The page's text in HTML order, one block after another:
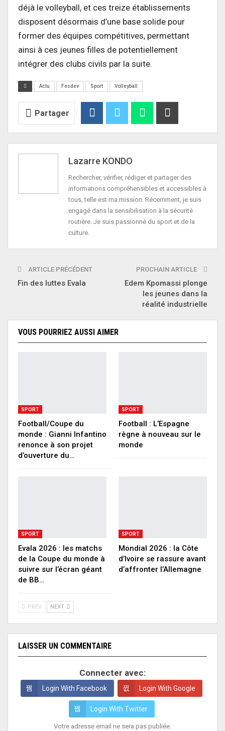
déjà le volleyball, et ces treize établissements
disposent désormais d’une base solide pour
former des équipes compétitives, permettant
ainsi à ces jeunes filles de potentiellement
intégrer des clubs civils par la suite.
Actu Fesdev Sport Volleyball
Partager
Lazarre KONDO
Rechercher, vérifier, rédiger et partager des
informations compréhensibles et accessibles à
tous, telle est ma mission. Récemment, je suis
engagé dans la sensibilisation à la sécurité
routière. Je suis passionné du sport et de la
culture.
ARTICLE PRÉCÉDENT
Fin des luttes Evala
PROCHAIN ARTICLE
Edem Kpomassi plonge
les jeunes dans la
réalité industrielle
VOUS POURRIEZ AUSSI AIMER
SPORT
Football/Coupe du
monde : Gianni Infantino
renonce à son projet
d’ouverture du…
SPORT
Football : L’Espagne
règne à nouveau sur le
monde
SPORT
Evala 2026 : les matchs
de la Coupe du monde à
suivre sur l’écran géant
de BB…
SPORT
Mondial 2026 : la Côte
d’Ivoire se rassure avant
d’affronter l’Allemagne
PREV NEXT
LAISSER UN COMMENTAIRE
Connecter avec:
Login With Facebook Login With Google
Login With Twitter
Votre adresse email ne sera pas publiée.